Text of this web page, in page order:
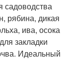
садоводства
рябина, дикая
ива, осока
закладки
Идеальный